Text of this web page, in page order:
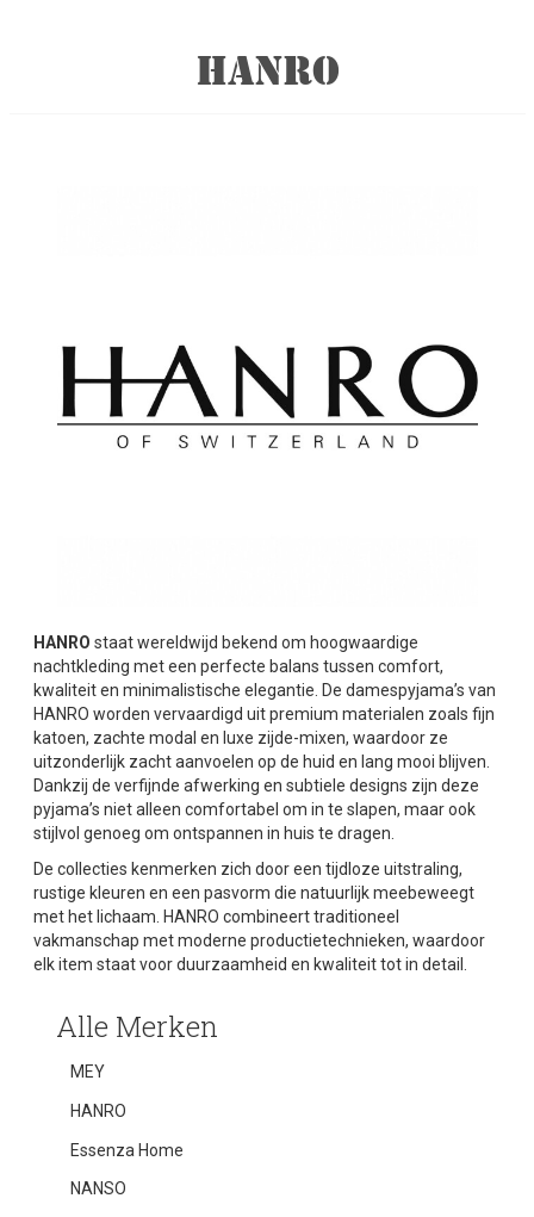
HANRO
HANRO staat wereldwijd bekend om hoogwaardige
nachtkleding met een perfecte balans tussen comfort,
kwaliteit en minimalistische elegantie. De damespyjama’s van
HANRO worden vervaardigd uit premium materialen zoals fijn
katoen, zachte modal en luxe zijde-mixen, waardoor ze
uitzonderlijk zacht aanvoelen op de huid en lang mooi blijven.
Dankzij de verfijnde afwerking en subtiele designs zijn deze
pyjama’s niet alleen comfortabel om in te slapen, maar ook
stijlvol genoeg om ontspannen in huis te dragen.
De collecties kenmerken zich door een tijdloze uitstraling,
rustige kleuren en een pasvorm die natuurlijk meebeweegt
met het lichaam. HANRO combineert traditioneel
vakmanschap met moderne productietechnieken, waardoor
elk item staat voor duurzaamheid en kwaliteit tot in detail.
Alle Merken
MEY
HANRO
Essenza Home
NANSO